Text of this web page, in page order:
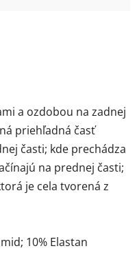
a ozdobou na zadnej
priehľadná časť
časti; kde prechádza
na prednej časti;
je cela tvorená z
10% Elastan